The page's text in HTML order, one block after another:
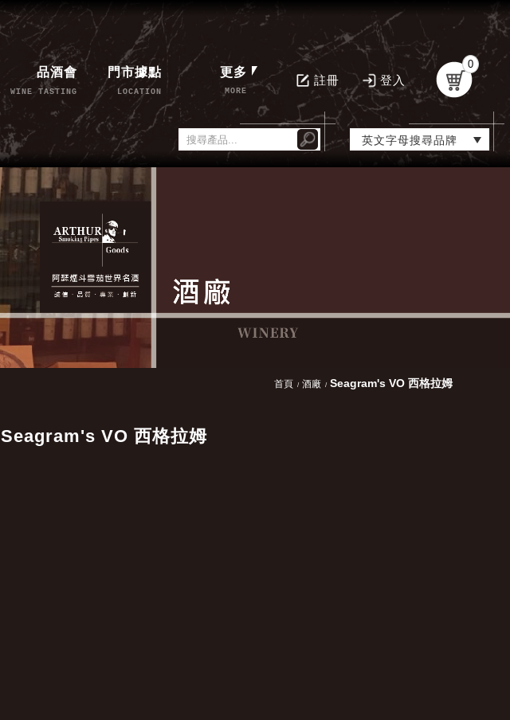
品酒會
WINE TASTING
門市據點
LOCATION
更多
MORE
註冊 登入
0
英文字母搜尋品牌
首頁 酒廠 Seagram's VO 西格拉姆
Seagram's VO 西格拉姆